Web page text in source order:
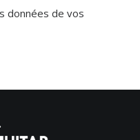
données de vos